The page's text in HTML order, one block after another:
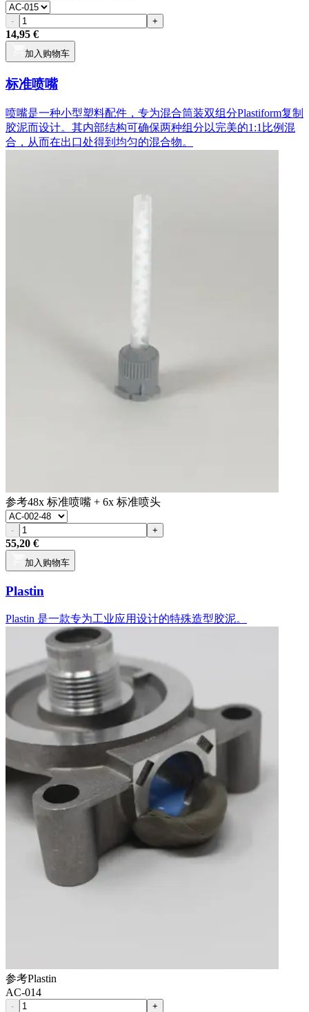
- +
14,95 €
加入购物车
标准喷嘴
喷嘴是一种小型塑料配件，专为混合筒装双组分Plastiform复制
胶泥而设计。其内部结构可确保两种组分以完美的1:1比例混
合，从而在出口处得到均匀的混合物。
参考48x 标准喷嘴 + 6x 标准喷头
- +
55,20 €
加入购物车
Plastin
Plastin 是一款专为工业应用设计的特殊造型胶泥。
参考Plastin
AC-014
- +